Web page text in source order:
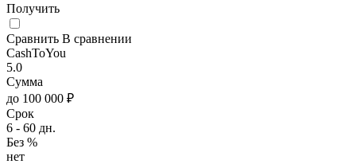
Получить
Сравнить В сравнении
CashToYou
5.0
Сумма
до 100 000 ₽
Срок
6 - 60 дн.
Без %
нет